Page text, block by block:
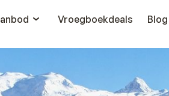
Vroegboekdeals Blog